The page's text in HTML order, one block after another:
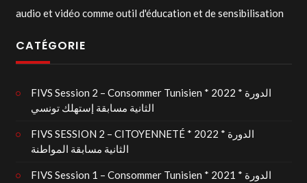
audio et vidéo comme outil d'éducation et de sensibilisation
CATÉGORIE
FIVS Session 2 – Consommer Tunisien * 2022 * الدورة
الثانية مسابقة إستهلك تونسي
FIVS SESSION 2 – CITOYENNETÉ * 2022 * الدورة
الثانية مسابقة المواطنة
FIVS Session 1 – Consommer Tunisien * 2021 * الدورة